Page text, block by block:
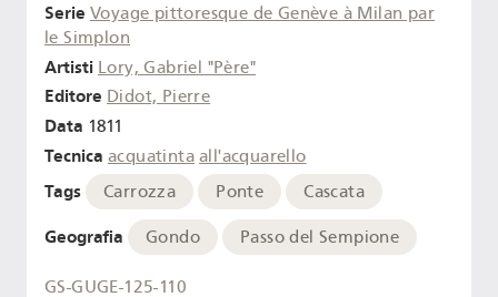
Serie Voyage pittoresque de Genève à Milan par
le Simplon
Artisti Lory, Gabriel "Père"
Editore Didot, Pierre
Data 1811
Tecnica acquatinta all'acquarello
Tags Carrozza Ponte Cascata
Geografia Gondo Passo del Sempione
GS-GUGE-125-110